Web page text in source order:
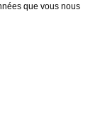
que vous nous